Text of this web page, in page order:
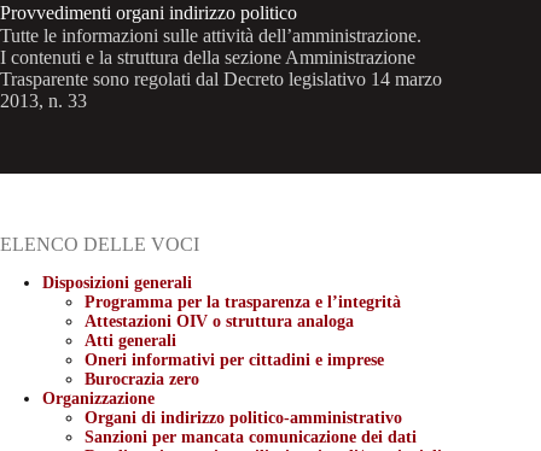
Provvedimenti organi indirizzo politico
Tutte le informazioni sulle attività dell’amministrazione.
I contenuti e la struttura della sezione Amministrazione
Trasparente sono regolati dal Decreto legislativo 14 marzo
2013, n. 33
ELENCO DELLE VOCI
Disposizioni generali
Programma per la trasparenza e l’integrità
Attestazioni OIV o struttura analoga
Atti generali
Oneri informativi per cittadini e imprese
Burocrazia zero
Organizzazione
Organi di indirizzo politico-amministrativo
Sanzioni per mancata comunicazione dei dati